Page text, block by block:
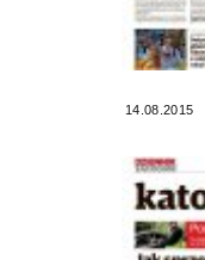
14.08.2015